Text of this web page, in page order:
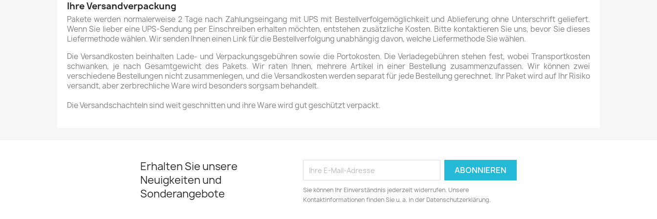
Ihre Versandverpackung
Pakete werden normalerweise 2 Tage nach Zahlungseingang mit UPS mit Bestellverfolgemöglichkeit und Ablieferung ohne Unterschrift geliefert.
Wenn Sie lieber eine UPS-Sendung per Einschreiben erhalten möchten, entstehen zusätzliche Kosten. Bitte kontaktieren Sie uns, bevor Sie dieses
Liefermethode wählen. Wir senden Ihnen einen Link für die Bestellverfolgung unabhängig davon, welche Liefermethode Sie wählen.
Die Versandkosten beinhalten Lade- und Verpackungsgebühren sowie die Portokosten. Die Verladegebühren stehen fest, wobei Transportkosten
schwanken, je nach Gesamtgewicht des Pakets. Wir raten Ihnen, mehrere Artikel in einer Bestellung zusammenzufassen. Wir können zwei
verschiedene Bestellungen nicht zusammenlegen, und die Versandkosten werden separat für jede Bestellung gerechnet. Ihr Paket wird auf Ihr Risiko
versandt, aber zerbrechliche Ware wird besonders sorgsam behandelt.
Die Versandschachteln sind weit geschnitten und ihre Ware wird gut geschützt verpackt.
Erhalten Sie unsere
Neuigkeiten und
Sonderangebote
Sie können Ihr Einverständnis jederzeit widerrufen. Unsere
Kontaktinformationen finden Sie u. a. in der Datenschutzerklärung.